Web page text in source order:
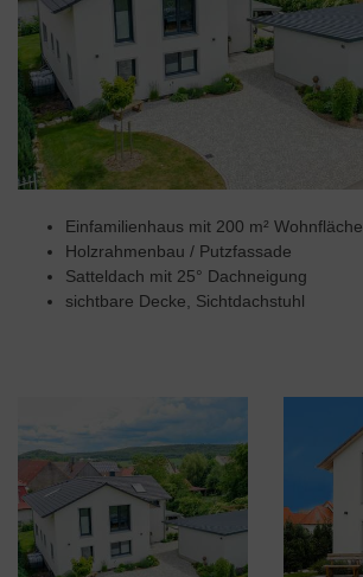
Einfamilienhaus mit 200 m² Wohnfläche
Holzrahmenbau / Putzfassade
Satteldach mit 25° Dachneigung
sichtbare Decke, Sichtdachstuhl